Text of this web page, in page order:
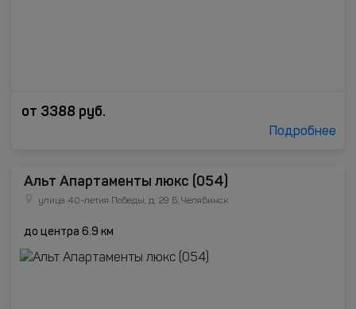
от 3388 руб.
Подробнее
Альт Апартаменты люкс (054)
улица 40-летия Победы, д. 29 Б, Челябинск
до центра 6.9 км